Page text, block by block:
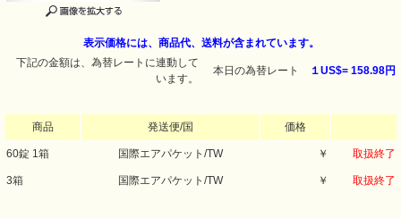
表示価格には、商品代、送料が含まれています。
下記の金額は、為替レートに連動して
います。
本日の為替レート １US$= 158.98円
商品 発送便/国 価格
60錠 1箱 国際エアパケット/TW ￥ 取扱終了
3箱 国際エアパケット/TW ￥ 取扱終了